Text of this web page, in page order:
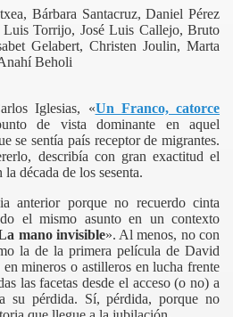
Bárbara Santacruz, Daniel Pérez
Luis Torrijo, José Luis Callejo, Bruto
Gelabert, Christen Joulin, Marta
Beholi
Iglesias, «Un Franco, catorce
de vista dominante en aquel
se sentía país receptor de migrantes.
describía con gran exactitud el
década de los sesenta.
anterior porque no recuerdo cinta
el mismo asunto en un contexto
mano invisible». Al menos, no con
la de la primera película de David
mineros o astilleros en lucha frente
las facetas desde el acceso (o no) a
su pérdida. Sí, pérdida, porque no